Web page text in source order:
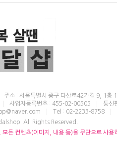
주소 : 서울특별시 중구 다산로42가길 9, 1층
사업자등록번호 : 455-02-00505
통신
Tel : 02-2233-8758
All Rights Reserved.
모든 컨텐츠(이미지, 내용 등)을 무단으로 사용